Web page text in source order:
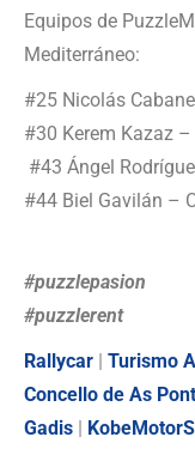
Equipos de
Mediterráneo:
#25 Nicolás
#30 Kerem Kazaz
#43 Ángel
#44 Biel Gavilán –
#puzzlepasion
#puzzlerent
Rallycar | Turismo
Concello de As
Gadis |